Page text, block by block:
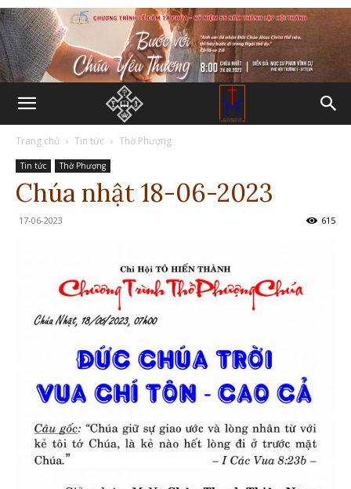
Trang chủ Tin tức Thờ Phượng
Tin tức Thờ Phượng
Chúa nhật 18-06-2023
17-06-2023 615